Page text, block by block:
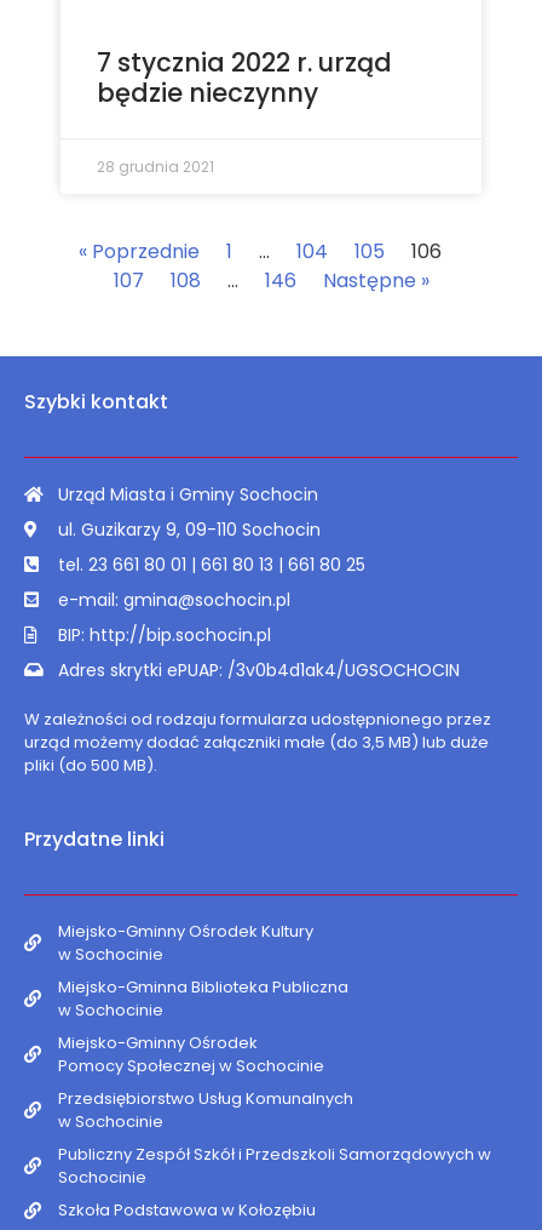
7 stycznia 2022 r. urząd
będzie nieczynny
28 grudnia 2021
« Poprzednie 1 … 104 105
106
107
108 … 146 Następne »
Szybki kontakt
Urząd Miasta i Gminy Sochocin
ul. Guzikarzy 9, 09-110 Sochocin
tel. 23 661 80 01 | 661 80 13 | 661 80 25
e-mail: gmina@sochocin.pl
BIP: http://bip.sochocin.pl
Adres skrytki ePUAP: /3v0b4d1ak4/UGSOCHOCIN
W zależności od rodzaju formularza udostępnionego przez
urząd możemy dodać załączniki małe (do 3,5 MB) lub duże
pliki (do 500 MB).
Przydatne linki
Miejsko-Gminny Ośrodek Kultury
w Sochocinie
Miejsko-Gminna Biblioteka Publiczna
w Sochocinie
Miejsko-Gminny Ośrodek
Pomocy Społecznej w Sochocinie
Przedsiębiorstwo Usług Komunalnych
w Sochocinie
Publiczny Zespół Szkół i Przedszkoli Samorządowych w
Sochocinie
Szkoła Podstawowa w Kołozębiu